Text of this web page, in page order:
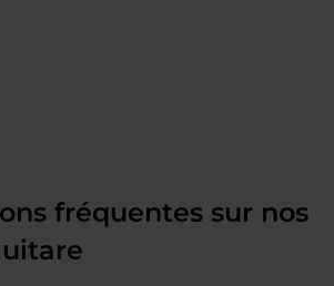
fréquentes sur nos